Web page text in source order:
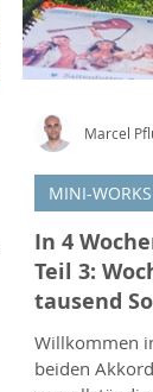
In 4
Teil 3:
tausend
Willkommen
beiden
MINI-
Marcel